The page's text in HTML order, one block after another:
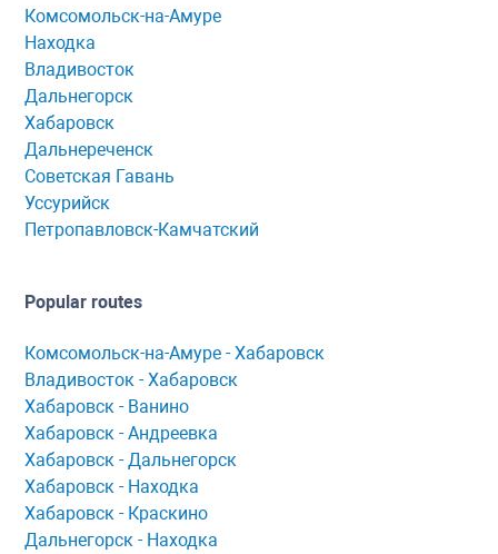
Комсомольск-на-Амуре
Находка
Владивосток
Дальнегорск
Хабаровск
Дальнереченск
Советская Гавань
Уссурийск
Петропавловск-Камчатский
Popular routes
Комсомольск-нa-Амуре - Хaбaровск
Владивосток - Хабаровск
Хaбaровск - Ванино
Хабаровск - Андреевка
Хабаровск - Дальнегорск
Хабаровск - Находка
Хабаровск - Краскино
Дальнегорск - Находка